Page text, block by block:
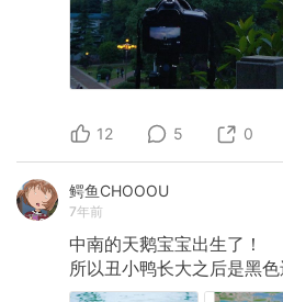
12 5 0
鳄鱼CHOOOU
7年前
中南的天鹅宝宝出生了！
所以丑小鸭长大之后是黑